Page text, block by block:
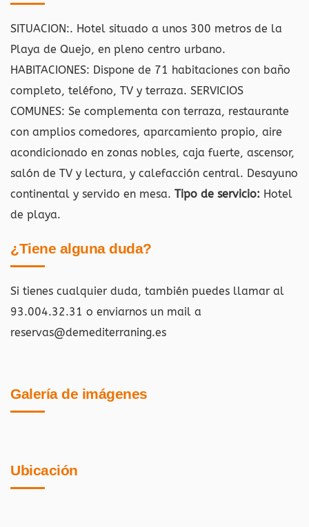
SITUACION:. Hotel situado a unos 300 metros de la
Playa de Quejo, en pleno centro urbano.
HABITACIONES: Dispone de 71 habitaciones con baño
completo, teléfono, TV y terraza. SERVICIOS
COMUNES: Se complementa con terraza, restaurante
con amplios comedores, aparcamiento propio, aire
acondicionado en zonas nobles, caja fuerte, ascensor,
salón de TV y lectura, y calefacción central. Desayuno
continental y servido en mesa. Tipo de servicio: Hotel
de playa.
¿Tiene alguna duda?
Si tienes cualquier duda, también puedes llamar al
93.004.32.31 o enviarnos un mail a
reservas@demediterraning.es
Galería de imágenes
Ubicación